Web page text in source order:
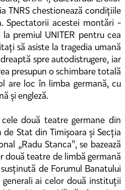
TNRS chestionează condițiile
Spectatorii acestei montări -
premiul UNITER pentru cea
să asiste la tragedia umană
spre autodistrugere, iar
presupun o schimbare totală
are loc în limba germană, cu
și engleză.
două teatre germane din
de Stat din Timișoara și Secția
„Radu Stanca”, se bazează
două teatre de limbă germană
de Forumul Banatului
ai celor două instituții